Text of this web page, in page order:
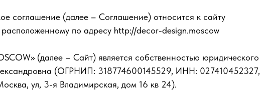
соглашение (далее – Соглашение) относится к сайту
по адресу http://decor-design.moscow
(далее – Сайт) является собственностью юридического
(ОГРНИП: 318774600145529, ИНН: 027410452327,
ул, 3-я Владимирская, дом 16 кв 24).